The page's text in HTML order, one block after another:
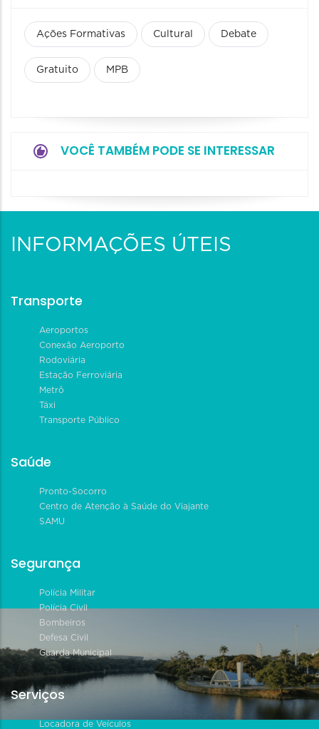
Ações Formativas Cultural Debate
Gratuito MPB
VOCÊ TAMBÉM PODE SE INTERESSAR
INFORMAÇÕES ÚTEIS
Transporte
Aeroportos
Conexão Aeroporto
Rodoviária
Estação Ferroviária
Metrô
Táxi
Transporte Público
Saúde
Pronto-Socorro
Centro de Atenção à Saúde do Viajante
SAMU
Segurança
Polícia Militar
Polícia Civil
Bombeiros
Defesa Civil
Guarda Municipal
Serviços
Locadora de Veículos